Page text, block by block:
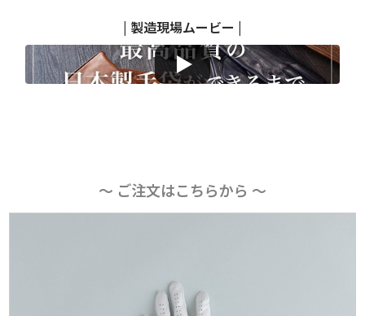
| 製造現場ムービー |
〜 ご注文はこちらから 〜